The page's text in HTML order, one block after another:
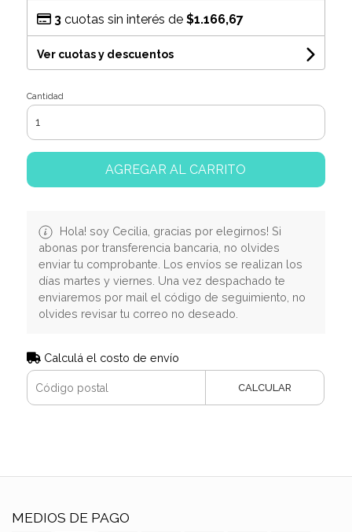
3cuotas sin interés de $1.166,67
Ver cuotas y descuentos
Cantidad
AGREGAR AL CARRITO
Hola! soy Cecilia, gracias por elegirnos! Si
abonas por transferencia bancaria, no olvides
enviar tu comprobante. Los envíos se realizan los
días martes y viernes. Una vez despachado te
enviaremos por mail el código de seguimiento, no
olvides revisar tu correo no deseado.
Calculá el costo de envío
CALCULAR
MEDIOS DE PAGO